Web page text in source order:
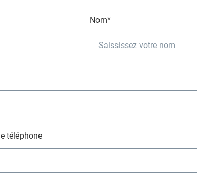
Nom*
téléphone